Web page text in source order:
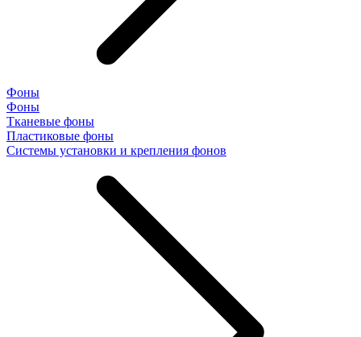
Фоны
Фоны
Тканевые фоны
Пластиковые фоны
Системы установки и крепления фонов